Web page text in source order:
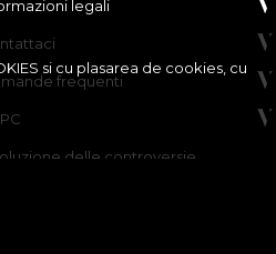
si cu plasarea de cookies, cu
legali
frequenti
delle controversie